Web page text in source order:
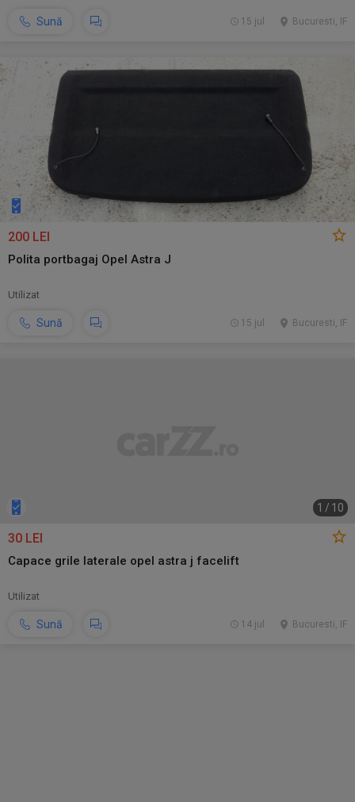
Sună Bucuresti, IF
15 jul.
200 LEI
Polita portbagaj Opel Astra J
Utilizat
Sună Bucuresti, IF
15 jul.
1 / 10
30 LEI
Capace grile laterale opel astra j facelift
Utilizat
Sună Bucuresti, IF
14 jul.